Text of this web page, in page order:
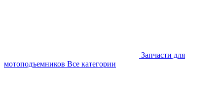
Запчасти для
мотоподъемников Все категории